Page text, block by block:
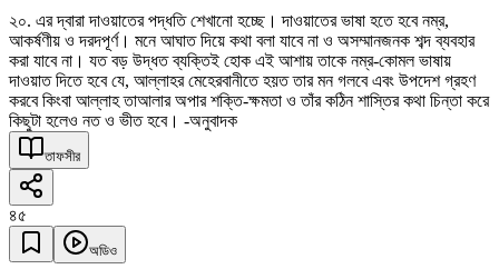
২০. এর দ্বারা দাওয়াতের পদ্ধতি শেখানো হচ্ছে। দাওয়াতের ভাষা হতে হবে নম্র,
আকর্ষণীয় ও দরদপূর্ণ। মনে আঘাত দিয়ে কথা বলা যাবে না ও অসম্মানজনক শব্দ ব্যবহার
করা যাবে না। যত বড় উদ্ধত ব্যক্তিই হোক এই আশায় তাকে নম্র-কোমল ভাষায়
দাওয়াত দিতে হবে যে, আল্লাহর মেহেরবানীতে হয়ত তার মন গলবে এবং উপদেশ গ্রহণ
করবে কিংবা আল্লাহ তাআলার অপার শক্তি-ক্ষমতা ও তাঁর কঠিন শাস্তির কথা চিন্তা করে
কিছুটা হলেও নত ও ভীত হবে। -অনুবাদক
তাফসীর
৪৫
অডিও